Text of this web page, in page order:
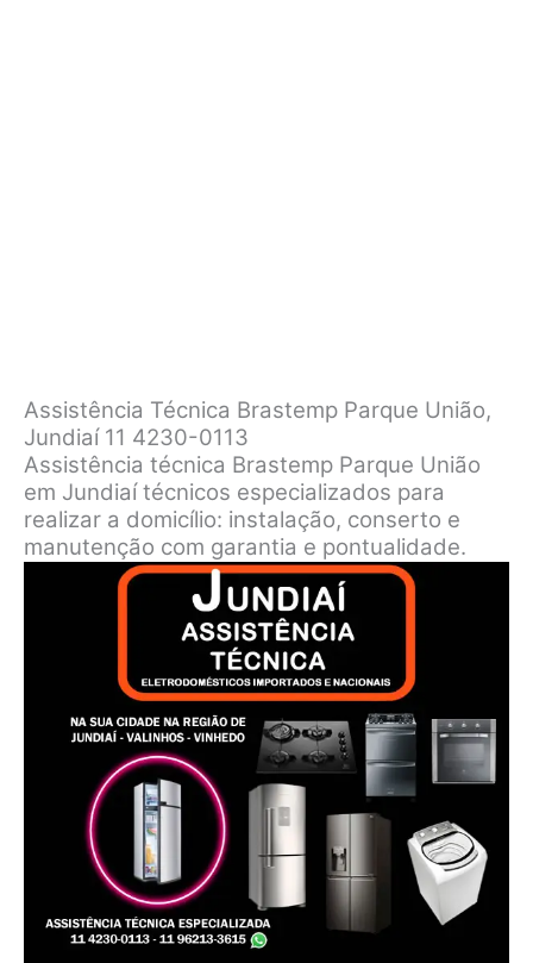
Assistência Técnica Brastemp Parque União,
Jundiaí 11 4230-0113
Assistência técnica Brastemp Parque União
em Jundiaí técnicos especializados para
realizar a domicílio: instalação, conserto e
manutenção com garantia e pontualidade.